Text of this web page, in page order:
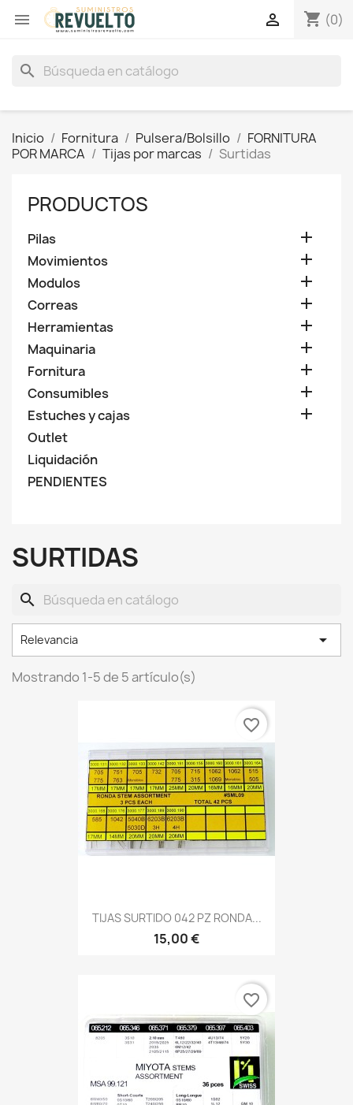
 shopping_cart (0)

search
Inicio Fornitura Pulsera/Bolsillo
FORNITURA
POR MARCA
Tijas por marcas Surtidas
PRODUCTOS
Pilas 
Movimientos 
Modulos 
Correas 
Herramientas 
Maquinaria 
Fornitura 
Consumibles 
Estuches y cajas 
Outlet
Liquidación
PENDIENTES
SURTIDAS
search
Relevancia 
Mostrando 1-5 de 5 artículo(s)
TIJAS SURTIDO 042 PZ RONDA...
15,00 €
favorite_border
favorite_border